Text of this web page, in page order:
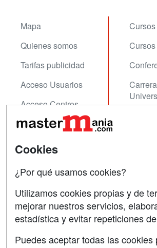
Mapa
Quienes somos
Tarifas publicidad
Acceso Usuarios
Acceso Centros
Contactar
Copyleft
Cookies
¿Por qué usamos cookies?
Utilizamos cookies propias y de
mejorar nuestros servicios,
estadística y evitar repeticiones
Puedes aceptar todas las cookies